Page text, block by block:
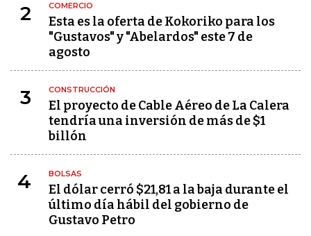
2 COMERCIO
Esta es la oferta de Kokoriko para los
"Gustavos" y "Abelardos" este 7 de
agosto
3 CONSTRUCCIÓN
El proyecto de Cable Aéreo de La Calera
tendría una inversión de más de $1
billón
4 BOLSAS
El dólar cerró $21,81 a la baja durante el
último día hábil del gobierno de
Gustavo Petro